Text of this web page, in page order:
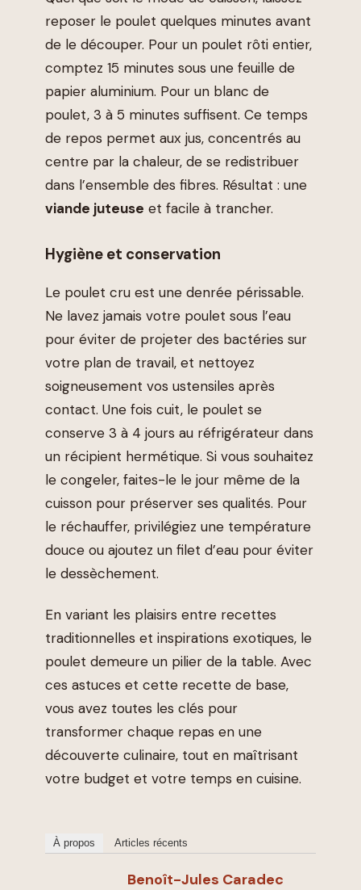
reposer le poulet quelques minutes avant
de le découper. Pour un poulet rôti entier,
comptez 15 minutes sous une feuille de
papier aluminium. Pour un blanc de
poulet, 3 à 5 minutes suffisent. Ce temps
de repos permet aux jus, concentrés au
centre par la chaleur, de se redistribuer
dans l’ensemble des fibres. Résultat : une
viande juteuse et facile à trancher.
Hygiène et conservation
Le poulet cru est une denrée périssable.
Ne lavez jamais votre poulet sous l’eau
pour éviter de projeter des bactéries sur
votre plan de travail, et nettoyez
soigneusement vos ustensiles après
contact. Une fois cuit, le poulet se
conserve 3 à 4 jours au réfrigérateur dans
un récipient hermétique. Si vous souhaitez
le congeler, faites-le le jour même de la
cuisson pour préserver ses qualités. Pour
le réchauffer, privilégiez une température
douce ou ajoutez un filet d’eau pour éviter
le dessèchement.
En variant les plaisirs entre recettes
traditionnelles et inspirations exotiques, le
poulet demeure un pilier de la table. Avec
ces astuces et cette recette de base,
vous avez toutes les clés pour
transformer chaque repas en une
découverte culinaire, tout en maîtrisant
votre budget et votre temps en cuisine.
À propos Articles récents
Benoît-Jules Caradec